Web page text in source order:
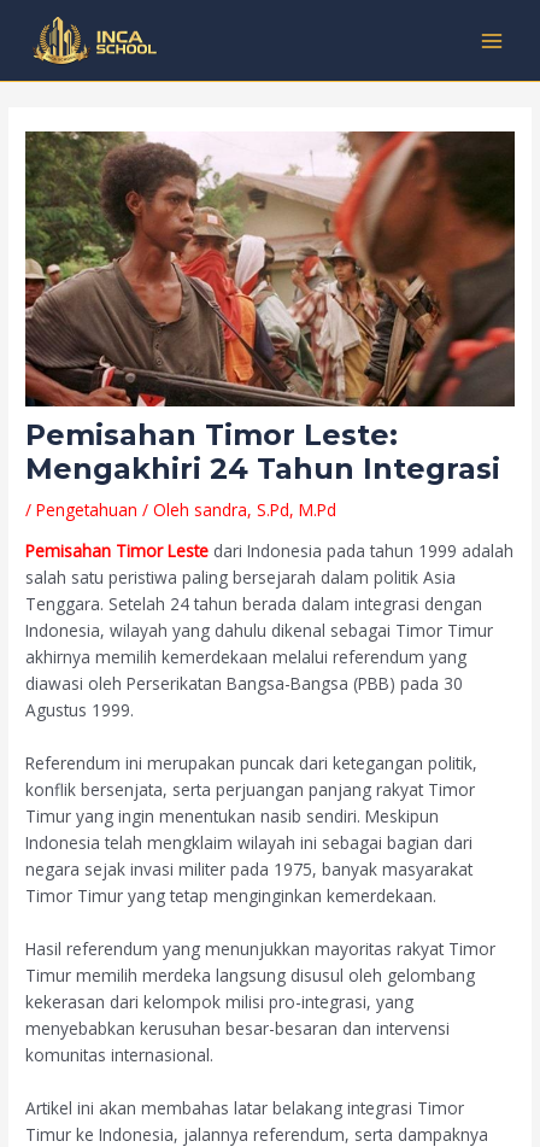
konten
Pemisahan Timor Leste:
Mengakhiri 24 Tahun Integrasi
/Pengetahuan / Oleh sandra, S.Pd, M.Pd
Pemisahan Timor Leste dari Indonesia pada tahun 1999 adalah
salah satu peristiwa paling bersejarah dalam politik Asia
Tenggara. Setelah 24 tahun berada dalam integrasi dengan
Indonesia, wilayah yang dahulu dikenal sebagai Timor Timur
akhirnya memilih kemerdekaan melalui referendum yang
diawasi oleh Perserikatan Bangsa-Bangsa (PBB) pada 30
Agustus 1999.
Referendum ini merupakan puncak dari ketegangan politik,
konflik bersenjata, serta perjuangan panjang rakyat Timor
Timur yang ingin menentukan nasib sendiri. Meskipun
Indonesia telah mengklaim wilayah ini sebagai bagian dari
negara sejak invasi militer pada 1975, banyak masyarakat
Timor Timur yang tetap menginginkan kemerdekaan.
Hasil referendum yang menunjukkan mayoritas rakyat Timor
Timur memilih merdeka langsung disusul oleh gelombang
kekerasan dari kelompok milisi pro-integrasi, yang
menyebabkan kerusuhan besar-besaran dan intervensi
komunitas internasional.
Artikel ini akan membahas latar belakang integrasi Timor
Timur ke Indonesia, jalannya referendum, serta dampaknya
navigation
Kategori